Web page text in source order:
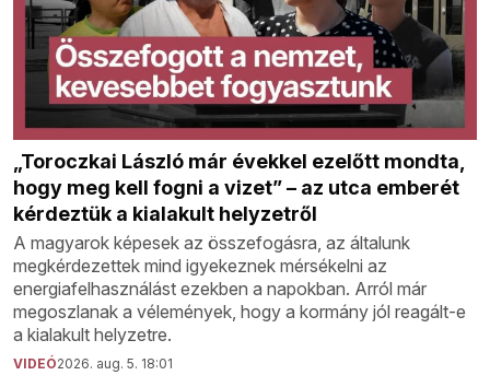
„Toroczkai László már évekkel ezelőtt mondta,
hogy meg kell fogni a vizet” – az utca emberét
kérdeztük a kialakult helyzetről
A magyarok képesek az összefogásra, az általunk
megkérdezettek mind igyekeznek mérsékelni az
energiafelhasználást ezekben a napokban. Arról már
megoszlanak a vélemények, hogy a kormány jól reagált-e
a kialakult helyzetre.
VIDEÓ2026. aug. 5. 18:01